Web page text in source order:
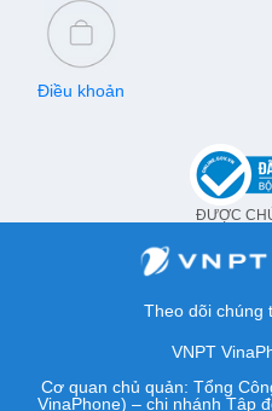
Điều khoản
ĐƯỢC
Theo dõi chúng
VNPT
Cơ quan chủ quản: Tổng
VinaPhone) – chi nhánh Tập